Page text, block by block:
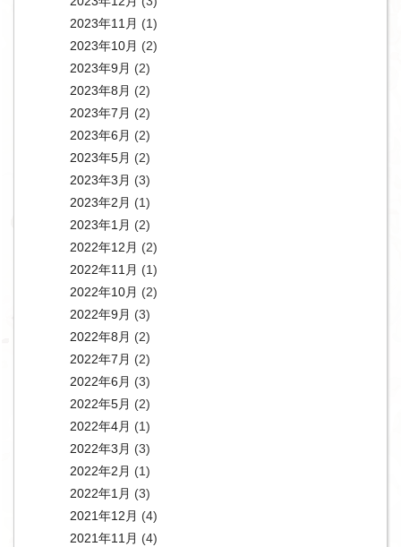
2023年11月 (1)
2023年10月 (2)
2023年9月 (2)
2023年8月 (2)
2023年7月 (2)
2023年6月 (2)
2023年5月 (2)
2023年3月 (3)
2023年2月 (1)
2023年1月 (2)
2022年12月 (2)
2022年11月 (1)
2022年10月 (2)
2022年9月 (3)
2022年8月 (2)
2022年7月 (2)
2022年6月 (3)
2022年5月 (2)
2022年4月 (1)
2022年3月 (3)
2022年2月 (1)
2022年1月 (3)
2021年12月 (4)
2021年11月 (4)